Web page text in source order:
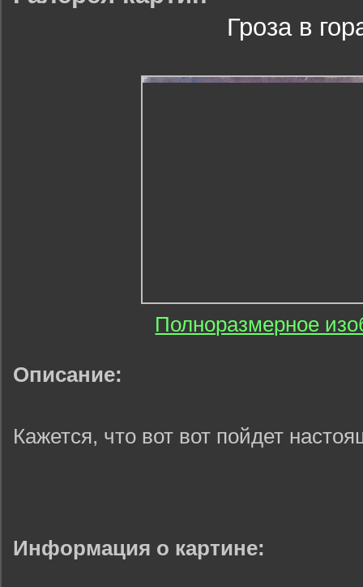
Гроза в
Полноразмерное
Описание:
Кажется, что вот вот пойдет
Информация о картине: